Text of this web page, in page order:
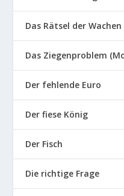
Das Rätsel der Wachen
Das Ziegenproblem
Der fehlende Euro
Der fiese König
Der Fisch
Die richtige Frage